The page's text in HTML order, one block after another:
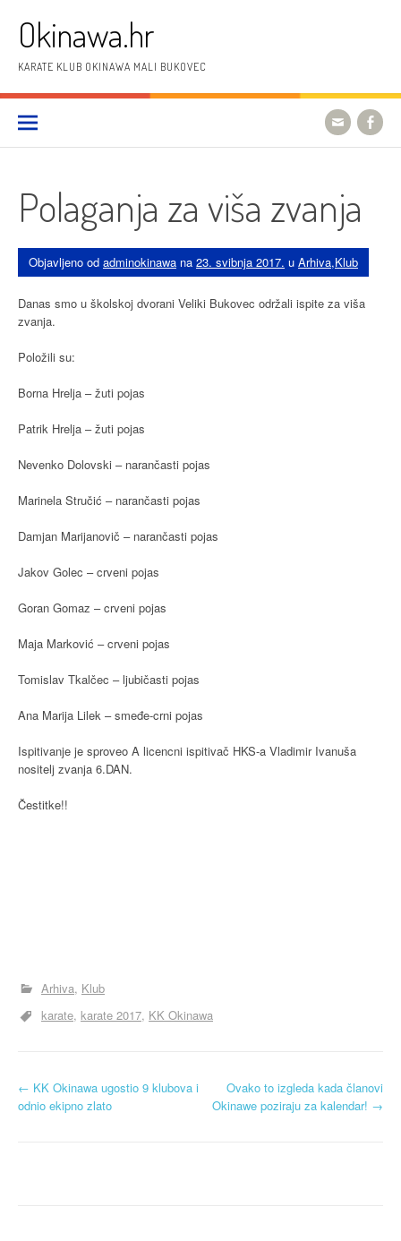
sadržajOkinawa.hr
KARATE KLUB OKINAWA MALI BUKOVEC
Polaganja za viša zvanja
Objavljeno od adminokinawa na 23. svibnja 2017. u Arhiva,Klub
Danas smo u školskoj dvorani Veliki Bukovec održali ispite za viša
zvanja.
Položili su:
Borna Hrelja – žuti pojas
Patrik Hrelja – žuti pojas
Nevenko Dolovski – narančasti pojas
Marinela Stručić – narančasti pojas
Damjan Marijanovič – narančasti pojas
Jakov Golec – crveni pojas
Goran Gomaz – crveni pojas
Maja Marković – crveni pojas
Tomislav Tkalčec – ljubičasti pojas
Ana Marija Lilek – smeđe-crni pojas
Ispitivanje je sproveo A licencni ispitivač HKS-a Vladimir Ivanuša
nositelj zvanja 6.DAN.
Čestitke!!
Arhiva Klub
karate karate 2017 KK Okinawa
N
← KK Okinawa ugostio 9 klubova i
odnio ekipno zlato
Ovako to izgleda kada članovi
Okinawe poziraju za kalendar! →